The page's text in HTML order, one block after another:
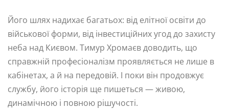
Його шлях надихає багатьох: від елітної освіти до
військової форми, від інвестиційних угод до захисту
неба над Києвом. Тимур Хромаєв доводить, що
справжній професіоналізм проявляється не лише в
кабінетах, а й на передовій. І поки він продовжує
службу, його історія ще пишеться — живою,
динамічною і повною рішучості.